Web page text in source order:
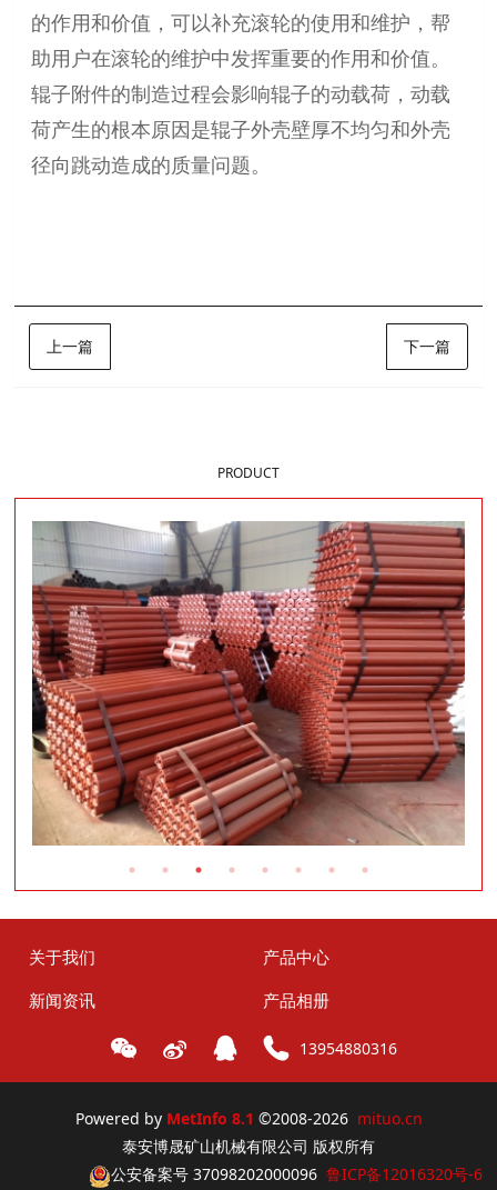
的作用和价值，可以补充滚轮的使用和维护，帮
助用户在滚轮的维护中发挥重要的作用和价值。
辊子附件的制造过程会影响辊子的动载荷，动载
荷产生的根本原因是辊子外壳壁厚不均匀和外壳
径向跳动造成的质量问题。
上一篇 下一篇
PRODUCT
关于我们
产品中心
新闻资讯
产品相册
13954880316
Powered by MetInfo 8.1 ©2008-2026 mituo.cn
泰安博晟矿山机械有限公司 版权所有
公安备案号 37098202000096 鲁ICP备12016320号-6